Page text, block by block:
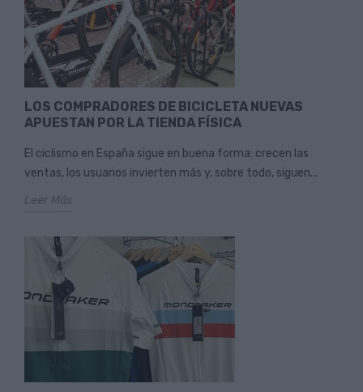
LOS COMPRADORES DE BICICLETA NUEVAS
APUESTAN POR LA TIENDA FÍSICA
El ciclismo en España sigue en buena forma: crecen las
ventas, los usuarios invierten más y, sobre todo, siguen...
Leer Más